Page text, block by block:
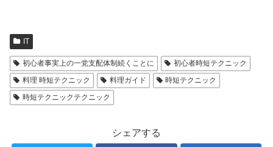
IT
初心者事実上の一党支配体制続くことに
初心者時短テクニック
料理 時短テクニック
料理ガイド
時短テクニック
時短テクニックテクニック
シェアする